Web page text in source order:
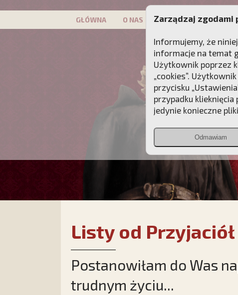
GŁÓWNA O NAS PATRON
Listy od Przyjaciół
Postanowiłam do Was
trudnym życiu...
Zarządzaj zgodami
Informujemy, że
informacje na temat
Użytkownik poprzez
„cookies”.
przycisku
przypadku
jedynie konieczne
Odmawiam